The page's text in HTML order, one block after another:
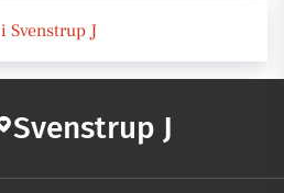
Svenstrup J
Svenstrup J